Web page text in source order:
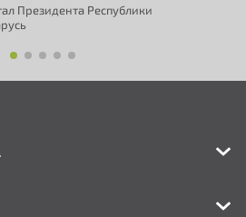
Президента Республики